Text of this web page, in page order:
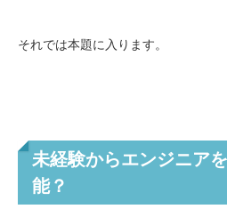
それでは本題に入ります。
未経験からエンジニア
能？